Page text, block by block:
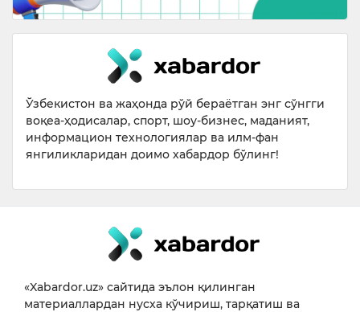
Ўзбекистон ва жаҳонда рўй бераётган энг сўнгги
воқеа-ҳодисалар, спорт, шоу-бизнес, маданият,
информацион технологиялар ва илм-фан
янгиликларидан доимо хабардор бўлинг!
«Xabardor.uz» сайтида эълон қилинган
материаллардан нусха кўчириш, тарқатиш ва